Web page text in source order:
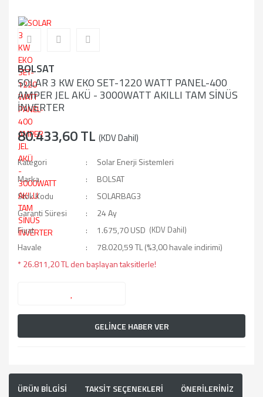
BOLSAT
SOLAR 3 KW EKO SET-1220 WATT PANEL-400
AMPER JEL AKÜ - 3000WATT AKILLI TAM SİNÜS
İNVERTER
80.433,60 TL (KDV Dahil)
Kategori
Solar Enerji Sistemleri
Marka
BOLSAT
Stok Kodu
SOLARBAG3
Garanti Süresi
24 Ay
Fiyat
1.675,70 USD (KDV Dahil)
Havale
78.020,59 TL (%3,00 havale indirimi)
* 26.811,20 TL den başlayan taksitlerle!
GELİNCE HABER VER
ÜRÜN BİLGİSİ TAKSİT SEÇENEKLERİ ÖNERİLERİNİZ